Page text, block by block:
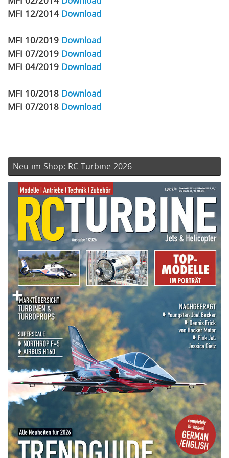
MFI 12/2014 Download
MFI 10/2019 Download
MFI 07/2019 Download
MFI 04/2019 Download
MFI 10/2018 Download
MFI 07/2018 Download
Neu im Shop: RC Turbine 2026